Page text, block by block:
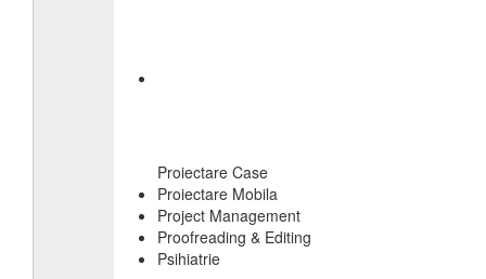
Proiectare Case
Proiectare Mobila
Project Management
Proofreading & Editing
Psihiatrie